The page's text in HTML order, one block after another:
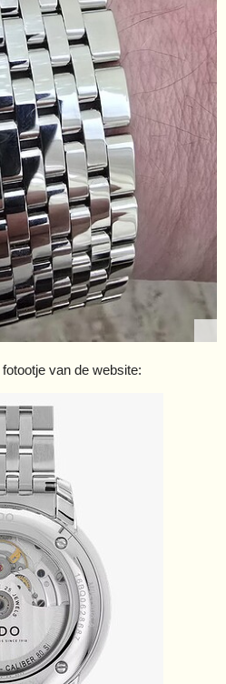
van de website: